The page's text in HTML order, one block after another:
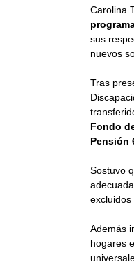
Carolina
sus
nuevos
Tras
Fondo
Pensión
Sostuvo
excluidos
Además
hogares